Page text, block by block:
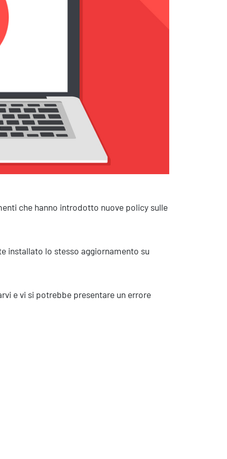
Alimentare
Security
che hanno introdotto nuove policy sulle
installato lo stesso aggiornamento su
e vi si potrebbe presentare un errore